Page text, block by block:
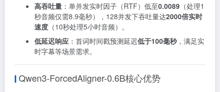
高吞吐量 ：单并发实时因子（RTF）低至0.0089 （处理1
秒音频仅需8.9毫秒），128并发下吞吐量达2000倍实时
速度 （10秒处理5小时音频） 。
低延迟响应 ：首词时间戳预测延迟低于100毫秒，满足实
时字幕等场景需求。
Qwen3-ForcedAligner-0.6B核心优势